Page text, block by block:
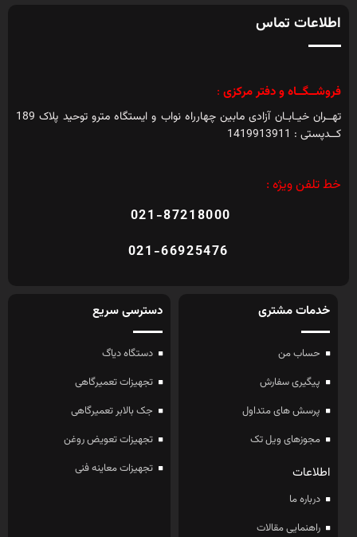
اطلاعات تماس
فروشــگــاه و دفتر مرکزی :
تهــران خیـابـان آزادی مابین چهارراه نواب و ایستگاه مترو توحید پلاک 189
کــدپستی : 1419913911
خط تلفن ویژه :
021-87218000
021-66925476
خدمات مشتری
حساب من
پیگیری سفارش
پرسش های متداول
مجوزهای ویل تک
اطلاعات
درباره ما
راهنمایی مقالات
دسترسی سریع
دستگاه دیاگ
تجهیزات تعمیرگاهی
جک بالابر تعمیرگاهی
تجهیزات تعویض روغن
تجهیزات معاینه فنی